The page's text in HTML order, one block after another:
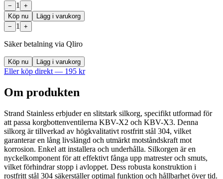
− 1
+
Köp nu
Lägg i varukorg
−
1 +
Säker betalning via Qliro
Köp nu Lägg i varukorg
Eller köp direkt — 195 kr
Om produkten
Strand Stainless erbjuder en slitstark silkorg, specifikt utformad för
att passa korgbottenventilerna KBV-X2 och KBV-X3. Denna
silkorg är tillverkad av högkvalitativt rostfritt stål 304, vilket
garanterar en lång livslängd och utmärkt motståndskraft mot
korrosion. Enkel att installera och underhålla. Silkorgen är en
nyckelkomponent för att effektivt fånga upp matrester och smuts,
vilket förhindrar stopp i avloppet. Dess robusta konstruktion i
rostfritt stål 304 säkerställer optimal funktion och hållbarhet över tid.